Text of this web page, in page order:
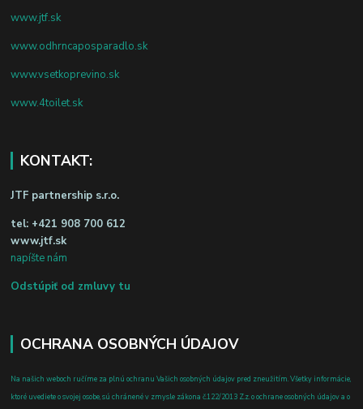
www.jtf.sk
www.odhrncaposparadlo.sk
www.vsetkoprevino.sk
www.4toilet.sk
KONTAKT:
JTF partnership s.r.o.
tel: +421 908 700 612
www.jtf.sk
napíšte nám
Odstúpiť od zmluvy tu
OCHRANA OSOBNÝCH ÚDAJOV
Na našich weboch ručíme za plnú ochranu Vašich osobných údajov pred zneužitím. Všetky informácie,
ktoré uvediete o svojej osobe, sú chránené v zmysle zákona č.122/2013 Z.z. o ochrane osobných údajov a o